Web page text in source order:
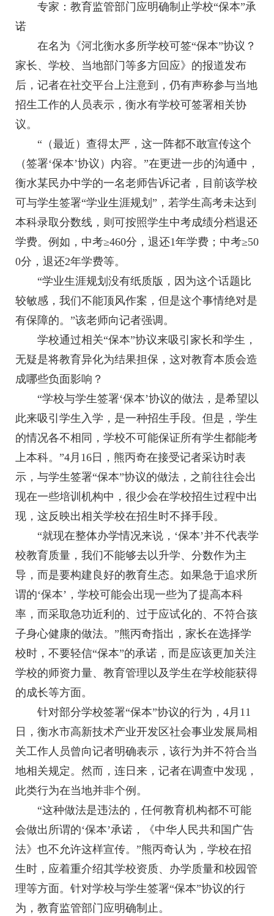
专家：教育监管部门应明确制止学校“保本”承
诺
在名为《河北衡水多所学校可签“保本”协议？
家长、学校、当地部门等多方回应》的报道发布
后，记者在社交平台上注意到，仍有声称参与当地
招生工作的人员表示，衡水有学校可签署相关协
议。
“（最近）查得太严，这一阵都不敢宣传这个
（签署‘保本’协议）内容。”在更进一步的沟通中，
衡水某民办中学的一名老师告诉记者，目前该学校
可与学生签署“学业生涯规划”，若学生高考未达到
本科录取分数线，则可按照学生中考成绩分档退还
学费。例如，中考≥460分，退还1年学费；中考≥50
0分，退还2年学费等。
“学业生涯规划没有纸质版，因为这个话题比
较敏感，我们不能顶风作案，但是这个事情绝对是
有保障的。”该老师向记者强调。
学校通过相关“保本”协议来吸引家长和学生，
无疑是将教育异化为结果担保，这对教育本质会造
成哪些负面影响？
“学校与学生签署‘保本’协议的做法，是希望以
此来吸引学生入学，是一种招生手段。但是，学生
的情况各不相同，学校不可能保证所有学生都能考
上本科。”4月16日，熊丙奇在接受记者采访时表
示，与学生签署“保本”协议的做法，之前往往会出
现在一些培训机构中，很少会在学校招生过程中出
现，这反映出相关学校在招生时不择手段。
“就现在整体办学情况来说，‘保本’并不代表学
校教育质量，我们不能够去以升学、分数作为主
导，而是要构建良好的教育生态。如果急于追求所
谓的‘保本’，学校可能会出现一些为了提高本科
率，而采取急功近利的、过于应试化的、不符合孩
子身心健康的做法。”熊丙奇指出，家长在选择学
校时，不要轻信“保本”的承诺，而是应该更加关注
学校的师资力量、教育管理以及学生在学校能获得
的成长等方面。
针对部分学校签署“保本”协议的行为，4月11
日，衡水市高新技术产业开发区社会事业发展局相
关工作人员曾向记者明确表示，该行为并不符合当
地相关规定。然而，连日来，记者在调查中发现，
此类行为在当地并非个例。
“这种做法是违法的，任何教育机构都不可能
会做出所谓的‘保本’承诺，《中华人民共和国广告
法》也不允许这样宣传。”熊丙奇认为，学校在招
生时，应着重介绍其学校资质、办学质量和校园管
理等方面。针对学校与学生签署“保本”协议的行
为，教育监管部门应明确制止。